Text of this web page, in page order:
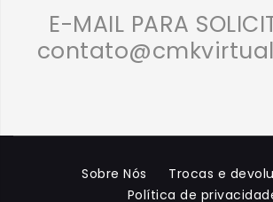
E-MAIL PARA
Sobre Nós
Trocas e
Política de